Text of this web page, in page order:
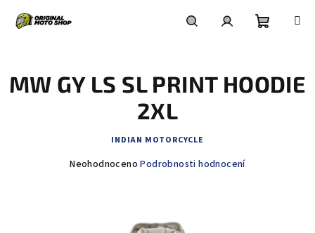
košík
MW GY LS SL PRINT HOODIE
2XL
INDIAN MOTORCYCLE
Průměrné
Neohodnoceno Podrobnosti hodnocení